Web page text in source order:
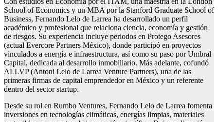
School of Economics y un MBA por la Stanford Graduate School of
Business, Fernando Lelo de Larrea ha desarrollado un perfil
académico y profesional que relaciona ciencia, economía y gestión
de riesgos. Su experiencia incluye periodos en Protego Asesores
(actual Evercore Partners México), donde participó en proyectos
vinculados a energía e infraestructura, así como su paso por Umbral
Capital, dedicada al desarrollo inmobiliario. Más adelante, cofundó
ALLVP (Antoni Lelo de Larrea Venture Partners), una de las
primeras firmas de capital emprendedor en México y un referente
dentro del sector startup.
Desde su rol en Rumbo Ventures, Fernando Lelo de Larrea fomenta
inversiones en tecnologías climáticas, energías limpias, materiales